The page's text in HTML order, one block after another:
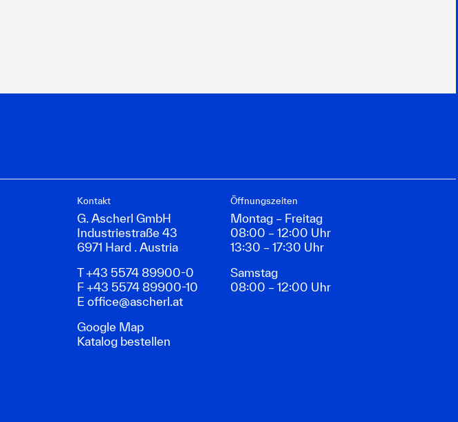
Kontakt
G. Ascherl GmbH
Industriestraße 43
6971 Hard . Austria
T +43 5574 89900-0
F +43 5574 89900-10
Eoffice@ascherl.at
Google Map
Katalog bestellen
Öffnungszeiten
Montag – Freitag
08:00 – 12:00 Uhr
13:30 – 17:30 Uhr
Samstag
08:00 – 12:00 Uhr